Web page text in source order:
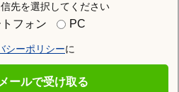
先を選択してください
フォン PC
シーポリシーに
ールで受け取る
情報を見る